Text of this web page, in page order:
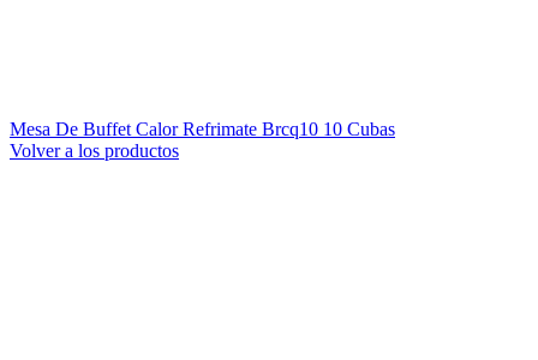
Mesa De Buffet Calor Refrimate Brcq10 10 Cubas
Volver a los productos